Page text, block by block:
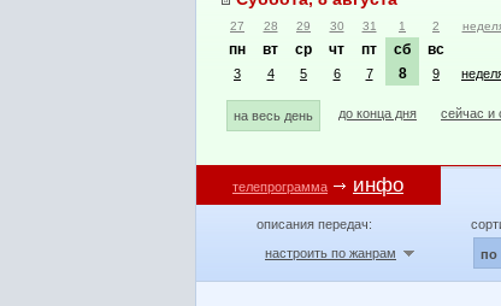
27 28 29 30 31 1 2
пн вт ср чт пт сб вс
3 4 5 6 7 8 9
на весь день до конца дня сейчас и
телепрограмма инфо
описания передач:
настроить по жанрам
по